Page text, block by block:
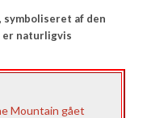
symboliseret af den
naturligvis
Mountain gået